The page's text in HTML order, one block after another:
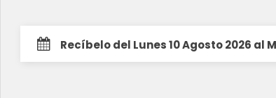
Recíbelo del Lunes 10 Agosto 2026 al